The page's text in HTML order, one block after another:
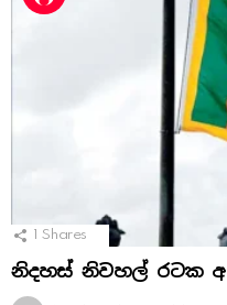
1 Shares
නිදහස් නිවහල් රටක